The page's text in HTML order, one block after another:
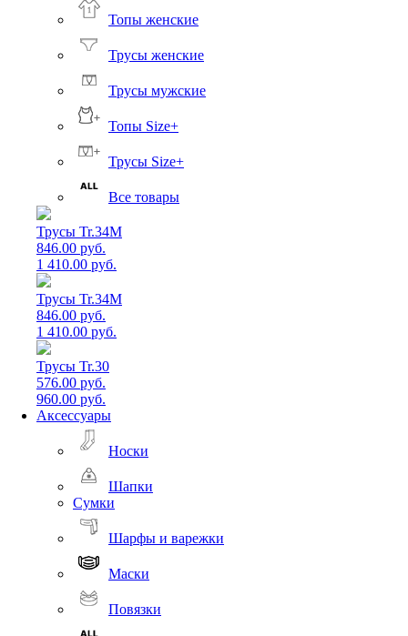
Топы женские
Трусы женские
Трусы мужские
Топы Size+
Трусы Size+
Все товары
Трусы Tr.34M
846.00 руб.
1 410.00 руб.
Трусы Tr.34M
846.00 руб.
1 410.00 руб.
Трусы Tr.30
576.00 руб.
960.00 руб.
Аксессуары
Носки
Шапки
Сумки
Шарфы и варежки
Маски
Повязки